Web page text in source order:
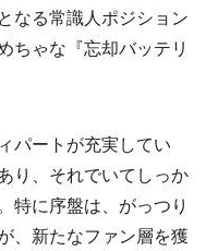
なる常識人ポジション
ちゃな『忘却バッテリ
パートが充実してい
り、それでいてしっか
特に序盤は、がっつり
、新たなファン層を獲